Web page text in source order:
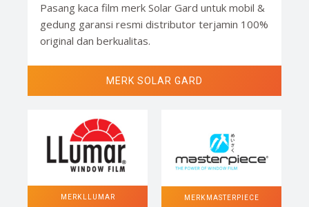
Pasang kaca film merk Solar Gard untuk mobil &
gedung garansi resmi distributor terjamin 100%
original dan berkualitas.
MERK SOLAR GARD
MERK LLUMAR MERK MASTERPIECE